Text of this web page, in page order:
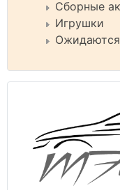
Сборные
Игрушки